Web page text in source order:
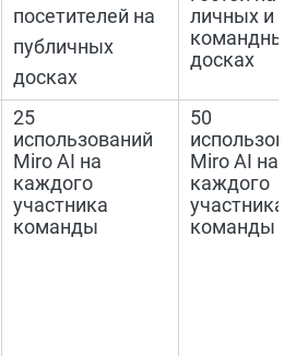
посетителей на
публичных
досках
личных и
командных
досках
25
использований
Miro AI на
каждого
участника
команды
50
Miro AI на
каждого
участника
команды